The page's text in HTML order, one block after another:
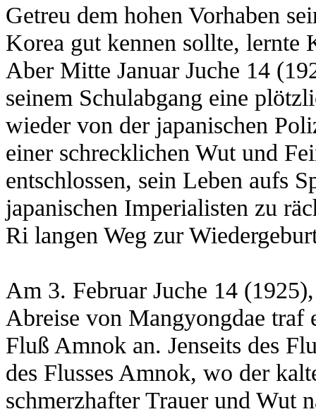
Getreu dem hohen Vorhaben
Korea gut kennen sollte,
Aber Mitte Januar Juche 14
seinem Schulabgang eine
wieder von der japanischen
einer schrecklichen Wut und
entschlossen, sein Leben aufs
japanischen Imperialisten zu
Ri langen Weg zur
Am 3. Februar Juche 14
Abreise von Mangyongdae traf
Fluß Amnok an. Jenseits des
des Flusses Amnok, wo der
schmerzhafter Trauer und Wut